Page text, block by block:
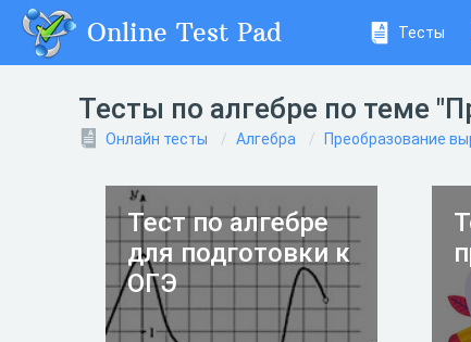
Online Test Pad Тесты
Тесты по алгебре по теме
Онлайн тесты Алгебра Преобразование
Тест по алгебре
для подготовки к
ОГЭ